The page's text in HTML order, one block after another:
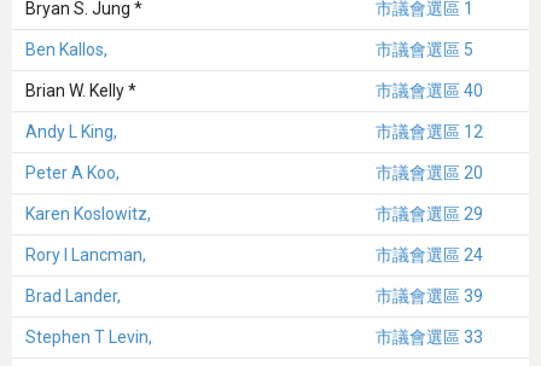
Bryan S. Jung * 市議會選區 1
Ben Kallos, 市議會選區 5
Brian W. Kelly * 市議會選區 40
Andy L King, 市議會選區 12
Peter A Koo, 市議會選區 20
Karen Koslowitz, 市議會選區 29
Rory I Lancman, 市議會選區 24
Brad Lander, 市議會選區 39
Stephen T Levin, 市議會選區 33